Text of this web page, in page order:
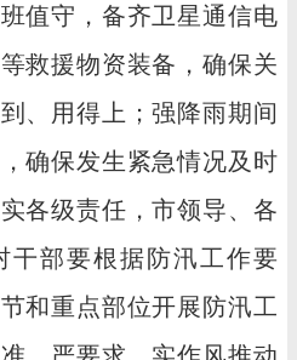
值守，备齐卫星通信电
救援物资装备，确保关
、用得上；强降雨期间
确保发生紧急情况及时
各级责任，市领导、各
干部要根据防汛工作要
和重点部位开展防汛工